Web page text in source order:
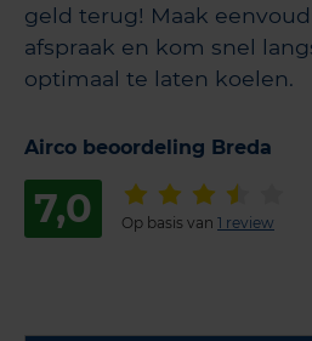
geld terug! Maak
afspraak en kom snel
optimaal te laten koelen.
Airco beoordeling Breda
7,0 Op basis van 1 review